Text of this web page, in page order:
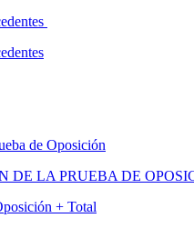
de Oposición
DE LA PRUEBA DE
+ Total